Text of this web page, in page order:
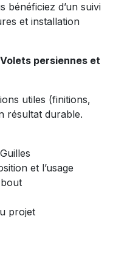
bénéficiez d’un suivi
et installation
persiennes et
utiles (finitions,
résultat durable.
et l’usage
projet